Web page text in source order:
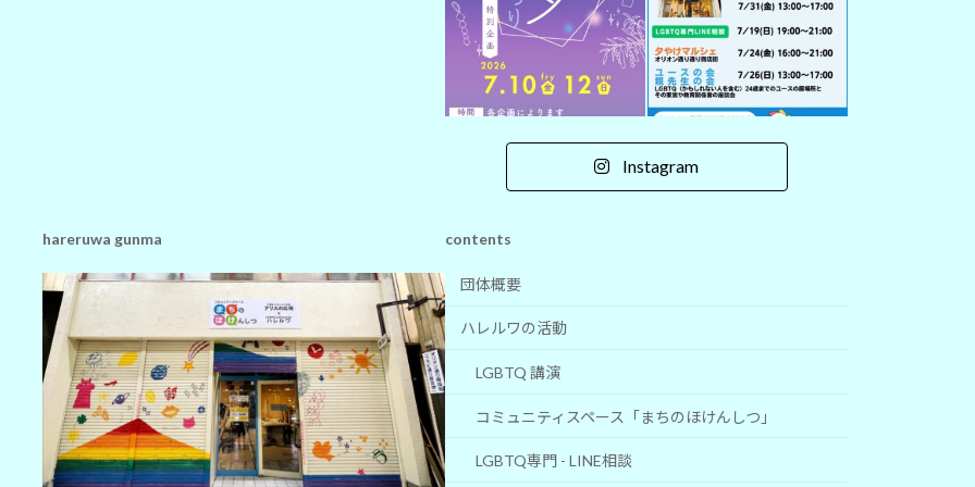
Instagram
hareruwa gunma contents
団体概要
ハレルワの活動
LGBTQ 講演
コミュニティスペース「まちのほけんしつ」
LGBTQ専門 - LINE相談